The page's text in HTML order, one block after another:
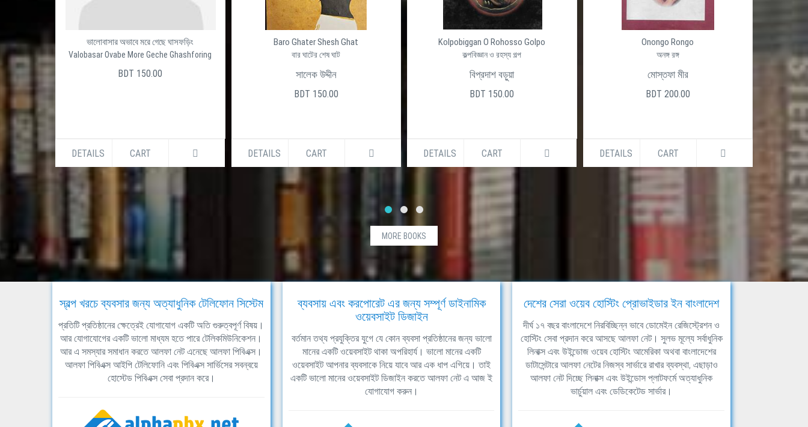
ভালোবাসার অভাবে মরে গেছে ঘাসফড়িং
Valobasar Ovabe More Geche Ghashforing
BDT 150.00
DETAILS CART
Baro Ghater Shesh Ghat
বার ঘাটের শেষ ঘাট
সালেক উদ্দীন
BDT 150.00
DETAILS CART
Kolpobiggan O Rohosso Golpo
কল্পবিজ্ঞান ও রহস্য গল্প
বিপ্রদাশ বড়ুয়া
BDT 150.00
DETAILS CART
Onongo Rongo
অনঙ্গ রঙ্গ
মোস্তফা মীর
BDT 200.00
DETAILS CART DETAILS
MORE BOOKS
স্বল্প খরচে ব্যবসার জন্য অত্যাধুনিক টেলিফোন সিস্টেম
প্রতিটি প্রতিষ্ঠানের ক্ষেত্রেই যোগাযোগ একটি অতি গুরুত্বপূর্ণ বিষয়।
আর যোগাযোগের একটি ভালো মাধ্যম হতে পারে টেলিকমিউনিকেশন।
আর এ সমস্যার সমাধান করতে আলফা নেট এনেছে আলফা পিবিএক্স।
আলফা পিবিএক্স আইপি টেলিফোনি এবং পিবিএক্স সার্ভিসের সবন্বয়ে
হোস্টেড পিবিএক্স সেবা প্রদান করে।
ব্যবসায় এবং করপোরেট এর জন্য সম্পূর্ণ ডাইনামিক
ওয়েবসাইট ডিজাইন
বর্তমান তথ্য প্রযুক্তির যুগে যে কোন ব্যবসা প্রতিষ্ঠানের জন্য ভালো
মানের একটি ওয়েবসাইট থাকা অপরিহার্য। ভালো মানের একটি
ওয়েবসাইট আপনার ব্যবসাকে নিয়ে যাবে আর এক ধাপ এগিয়ে। তাই
একটি ভালো মানের ওয়েবসাইট ডিজাইন করতে আলফা নেট এ আজ ই
যোগাযোগ করুন।
দেশের সেরা ওয়েব হোস্টিং প্রোভাইডার ইন বাংলাদেশ
দীর্ঘ ১৭ বছর বাংলাদেশে নিরবিচ্ছিন্ন ভাবে ডোমেইন রেজিস্ট্রেশন ও
হোস্টিং সেবা প্রদান করে আসছে আলফা নেট। সুলভ মূল্যে সর্বাধুনিক
লিনাক্স এবং উইন্ডোজ ওয়েব হোস্টিং আমেরিকা অথবা বাংলাদেশের
ডাটাসেন্টারে আলফা নেটের নিজস্ব সার্ভারে রাখার ব্যবস্থা, এছাড়াও
আলফা নেট দিচ্ছে লিনাক্স এবং উইন্ডোস প্লাটফর্মে অত্যাধুনিক
ভার্চুয়াল এবং ডেডিকেটেড সার্ভার।